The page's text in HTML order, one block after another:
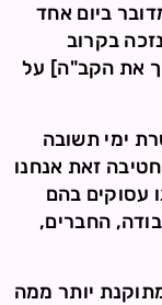
ביום אחד
בקרוב
את הקב"ה] על
ימי תשובה
זאת אנחנו
עסוקים בהם
החברים,
יותר ממה